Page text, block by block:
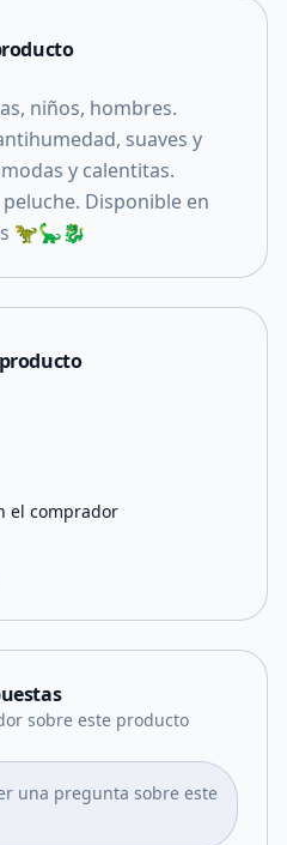
niños, hombres.
suaves y
y calentitas.
Disponible en
🦖🦕🐉
el comprador
sobre este producto
una pregunta sobre este